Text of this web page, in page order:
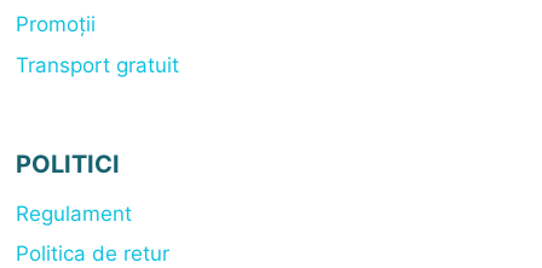
Promoții
Transport gratuit
POLITICI
Regulament
Politica de retur